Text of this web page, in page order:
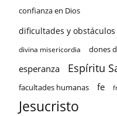
confianza en Dios
dificultades y
divina misericordia dones
esperanza Espíritu
facultades humanas fe
Jesucristo